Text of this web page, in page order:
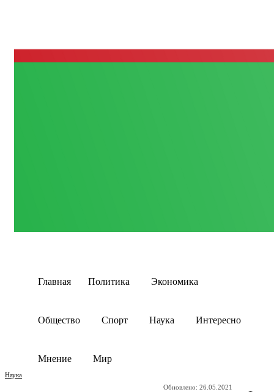
Главная Политика Экономика
Общество Спорт Наука Интересно
Мнение Мир
Наука
Обновлено: 26.05.2021